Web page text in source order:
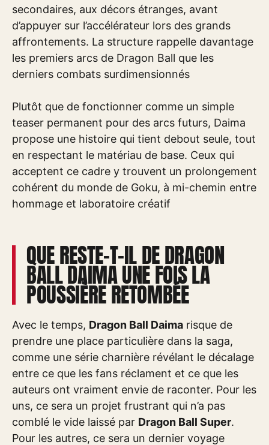
secondaires, aux décors étranges, avant
d’appuyer sur l’accélérateur lors des grands
affrontements. La structure rappelle davantage
les premiers arcs de Dragon Ball que les
derniers combats surdimensionnés
Plutôt que de fonctionner comme un simple
teaser permanent pour des arcs futurs, Daima
propose une histoire qui tient debout seule, tout
en respectant le matériau de base. Ceux qui
acceptent ce cadre y trouvent un prolongement
cohérent du monde de Goku, à mi-chemin entre
hommage et laboratoire créatif
QUE RESTE-T-IL DE DRAGON
BALL DAIMA UNE FOIS LA
POUSSIÈRE RETOMBÉE
Avec le temps, Dragon Ball Daima risque de
prendre une place particulière dans la saga,
comme une série charnière révélant le décalage
entre ce que les fans réclament et ce que les
auteurs ont vraiment envie de raconter. Pour les
uns, ce sera un projet frustrant qui n’a pas
comblé le vide laissé par Dragon Ball Super.
Pour les autres, ce sera un dernier voyage